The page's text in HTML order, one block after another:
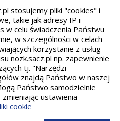
dostępności oraz W3C
508 EAA/EN 301549
IS 5568
stosujemy pliki "cookies" i
takie jak adresy IP i
w celu świadczenia Państwu
w szczególności w celach
korzystanie z usług
nozk.sacz.pl np. zapewnienie
tj. "Narzędzi
znajdą Państwo w naszej
Państwo samodzielnie
ustawienia
cookie